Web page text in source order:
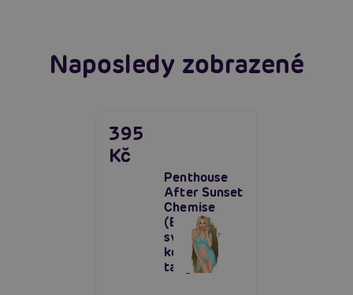
Naposledy zobrazené
Penthouse
After Sunset
Chemise
(Blue),
svůdná
košilka a
tanga
395
Kč